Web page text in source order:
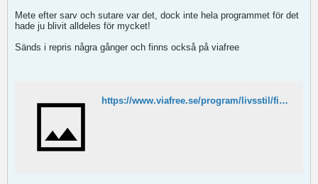
Mete efter sarv och sutare var det, dock inte hela programmet för det
hade ju blivit alldeles för mycket!
Sänds i repris några gånger och finns också på viafree
https://www.viafree.se/program/livsstil/fiskedrag/sasong-1/avsnitt-6